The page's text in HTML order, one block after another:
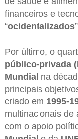
financeiros e
“ocidentalizados
Por último, o
público-privada
Mundial na
principais
criado em 1995-
multinacionais de
com o apoio